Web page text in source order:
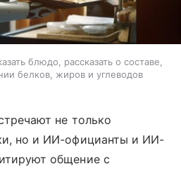
блюдо, рассказать о составе,
белков, жиров и углеводов
не только
но и ИИ-официанты и ИИ-
общение с